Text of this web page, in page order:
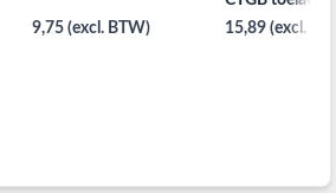
9,75 (excl. BTW)
15,89 (excl.